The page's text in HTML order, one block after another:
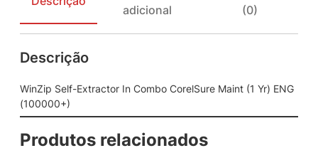
adicional
(0)
Descrição
WinZip Self-Extractor In Combo CorelSure Maint (1 Yr) ENG
(100000+)
Produtos relacionados